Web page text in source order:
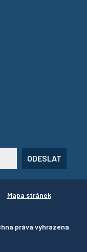
ODESLAT
práva vyhrazena
Mapa stránek